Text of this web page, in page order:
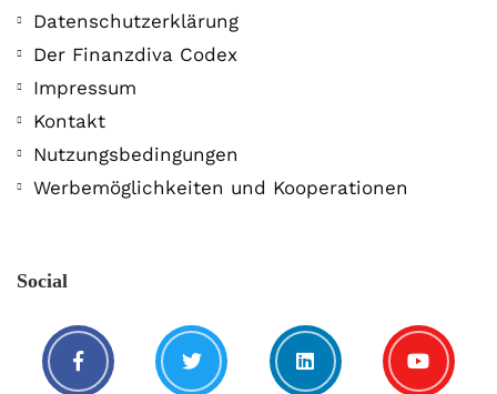
Datenschutzerklärung
Der Finanzdiva Codex
Impressum
Kontakt
Nutzungsbedingungen
Werbemöglichkeiten und Kooperationen
Social